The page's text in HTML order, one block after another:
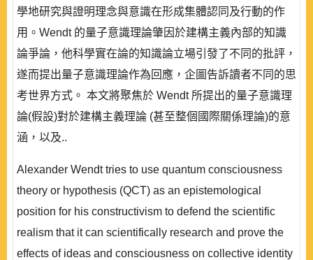
學地研究與證明理念與意識在形成集體認同及行動的作
用。Wendt 的量子意識理論肇因於建構主義內部的知識
論爭論，他科學實在論的知識論立場引發了不同的批評，
遂而提出量子意識理論作為回應，企圖告訴讀者不同的思
考世界方式。 本文將聚焦於 Wendt 所提出的量子意識理
論(假設)對於建構主義理論 (甚至整個國際關係理論)的意
涵，以及..
Alexander Wendt tries to use quantum consciousness
theory or hypothesis (QCT) as an epistemological
position for his constructivism to defend the scientific
realism that it can scientifically research and prove the
effects of ideas and consciousness on collective identity